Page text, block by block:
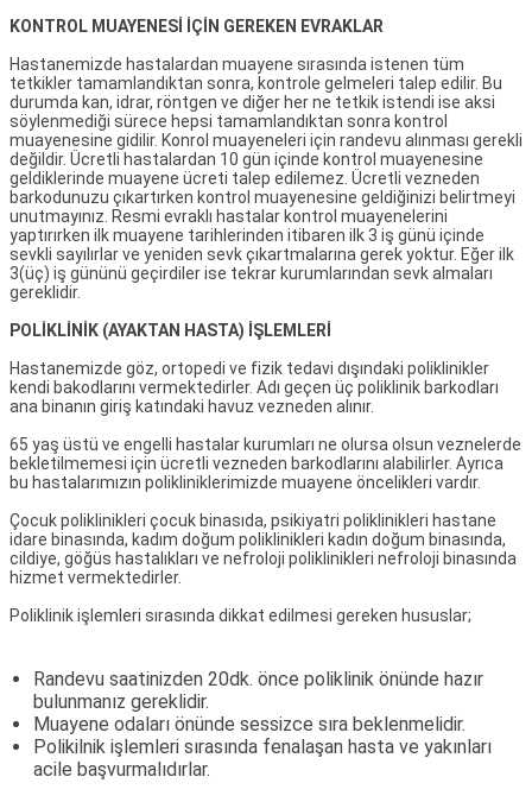
KONTROL MUAYENESİ İÇİN GEREKEN EVRAKLAR
Hastanemizde hastalardan muayene sırasında istenen tüm
tetkikler tamamlandıktan sonra, kontrole gelmeleri talep edilir. Bu
durumda kan, idrar, röntgen ve diğer her ne tetkik istendi ise aksi
söylenmediği sürece hepsi tamamlandıktan sonra kontrol
muayenesine gidilir. Konrol muayeneleri için randevu alınması gerekli
değildir. Ücretli hastalardan 10 gün içinde kontrol muayenesine
geldiklerinde muayene ücreti talep edilemez. Ücretli vezneden
barkodunuzu çıkartırken kontrol muayenesine geldiğinizi belirtmeyi
unutmayınız. Resmi evraklı hastalar kontrol muayenelerini
yaptırırken ilk muayene tarihlerinden itibaren ilk 3 iş günü içinde
sevkli sayılırlar ve yeniden sevk çıkartmalarına gerek yoktur. Eğer ilk
3(üç) iş gününü geçirdiler ise tekrar kurumlarından sevk almaları
gereklidir.
POLİKLİNİK (AYAKTAN HASTA) İŞLEMLERİ
Hastanemizde göz, ortopedi ve fizik tedavi dışındaki poliklinikler
kendi bakodlarını vermektedirler. Adı geçen üç poliklinik barkodları
ana binanın giriş katındaki havuz vezneden alınır.
65 yaş üstü ve engelli hastalar kurumları ne olursa olsun veznelerde
bekletilmemesi için ücretli vezneden barkodlarını alabilirler. Ayrıca
bu hastalarımızın polikliniklerimizde muayene öncelikleri vardır.
Çocuk poliklinikleri çocuk binasıda, psikiyatri poliklinikleri hastane
idare binasında, kadım doğum poliklinikleri kadın doğum binasında,
cildiye, göğüs hastalıkları ve nefroloji poliklinikleri nefroloji binasında
hizmet vermektedirler.
Poliklinik işlemleri sırasında dikkat edilmesi gereken hususlar;
Randevu saatinizden 20dk. önce poliklinik önünde hazır
bulunmanız gereklidir.
Muayene odaları önünde sessizce sıra beklenmelidir.
Polikilnik işlemleri sırasında fenalaşan hasta ve yakınları
acile başvurmalıdırlar.